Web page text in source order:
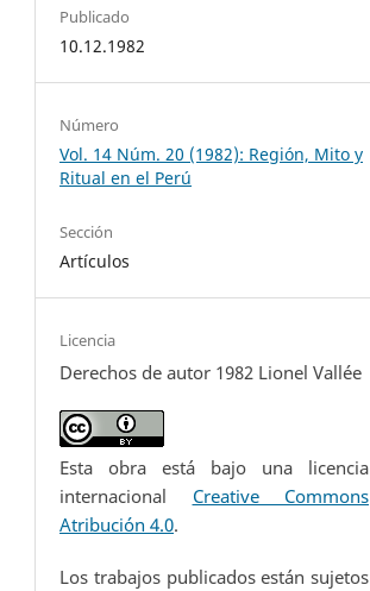
Publicado
10.12.1982
Número
Vol. 14 Núm. 20 (1982): Región, Mito y
Ritual en el Perú
Sección
Artículos
Licencia
Derechos de autor 1982 Lionel Vallée
Esta obra está bajo una licencia
internacional Creative Commons
Atribución 4.0.
Los trabajos publicados están sujetos